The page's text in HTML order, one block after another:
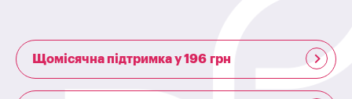
Щомісячна підтримка у 196 грн